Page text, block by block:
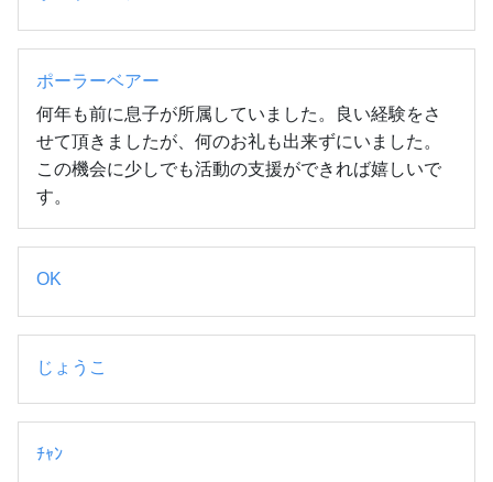
ポーラーベアー
何年も前に息子が所属していました。良い経験をさ
せて頂きましたが、何のお礼も出来ずにいました。
この機会に少しでも活動の支援ができれば嬉しいで
す。
OK
じょうこ
ﾁｬﾝ